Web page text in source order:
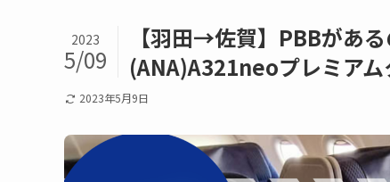
【羽田→佐賀】PBBがあ
(ANA)A321neoプレミア
2023
5/09
2023年5月9日